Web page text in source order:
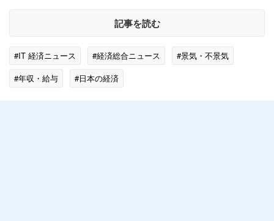
記事を読む
#IT 経済ニュース #経済総合ニュース
#景気・不景気
#年収・給与
#日本の経済